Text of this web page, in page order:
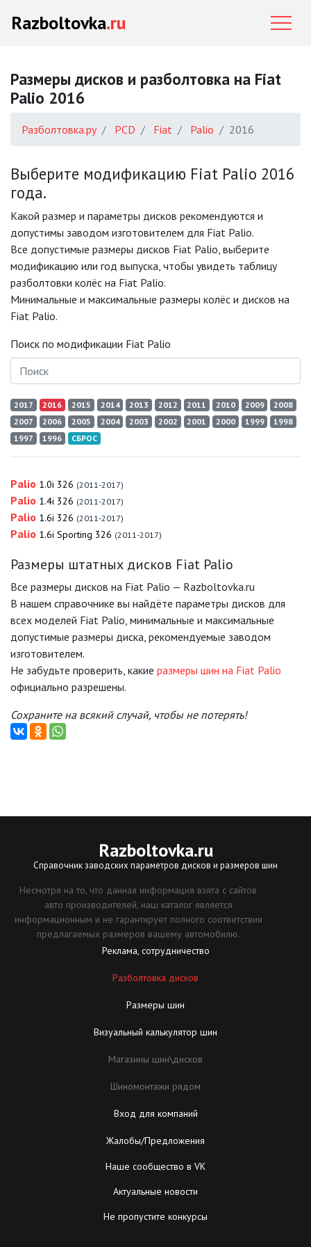
Razboltovka.ru
Размеры дисков и разболтовка на Fiat
Palio 2016
Разболтовка.ру PCD Fiat Palio 2016
Выберите модификацию Fiat Palio 2016
года.
Какой размер и параметры дисков рекомендуются и
допустимы заводом изготовителем для Fiat Palio.
Все допустимые размеры дисков Fiat Palio, выберите
модификацию или год выпуска, чтобы увидеть таблицу
разболтовки колёс на Fiat Palio.
Минимальные и максимальные размеры колёс и дисков на
Fiat Palio.
Поиск по модификации Fiat Palio
2017 2016 2015 2014 2013 2012 2011 2010 2009
2008
2007
2006 2005 2004 2003 2002 2001 2000 1999
1998
1997
1996 СБРОС
Palio 1.0i 326 (2011-2017)
Palio 1.4i 326 (2011-2017)
Palio 1.6i 326 (2011-2017)
Palio 1.6i Sporting 326 (2011-2017)
Размеры штатных дисков Fiat Palio
Все размеры дисков на Fiat Palio — Razboltovka.ru
В нашем справочнике вы найдёте параметры дисков для
всех моделей Fiat Palio, минимальные и максимальные
допустимые размеры диска, рекомендуемые заводом
изготовителем.
Не забудьте проверить, какие размеры шин на Fiat Palio
официально разрешены.
Сохраните на всякий случай, чтобы не потерять!
Razboltovka.ru
Справочник заводских параметров дисков и размеров шин
Несмотря на то, что данная информация взята с сайтов
авто производителей, наш каталог является
информационным и не гарантирует полного соответствия
предлагаемых размеров вашему автомобилю.
Реклама, сотрудничество
Разболтовка дисков
Размеры шин
Визуальный калькулятор шин
Магазины шин\дисков
Шиномонтажи рядом
Вход для компаний
Жалобы/Предложения
Наше сообщество в VK
Актуальные новости
Не пропустите конкурсы